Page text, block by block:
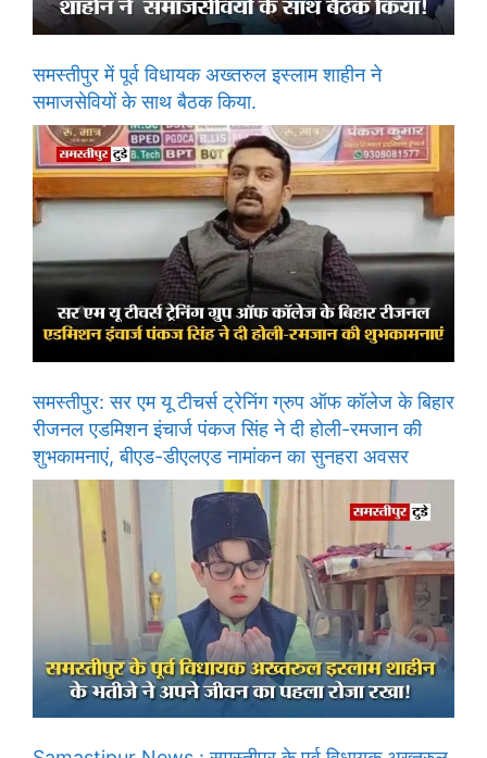
समस्तीपुर में पूर्व विधायक अख्तरुल इस्लाम शाहीन ने
समाजसेवियों के साथ बैठक किया.
समस्तीपुर: सर एम यू टीचर्स ट्रेनिंग ग्रुप ऑफ कॉलेज के बिहार
रीजनल एडमिशन इंचार्ज पंकज सिंह ने दी होली-रमजान की
शुभकामनाएं, बीएड-डीएलएड नामांकन का सुनहरा अवसर